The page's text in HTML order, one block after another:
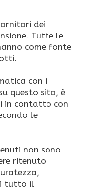
dei
Tutte le
come fonte
con i
questo sito, è
in contatto con
le
non sono
ritenuto
tutto il